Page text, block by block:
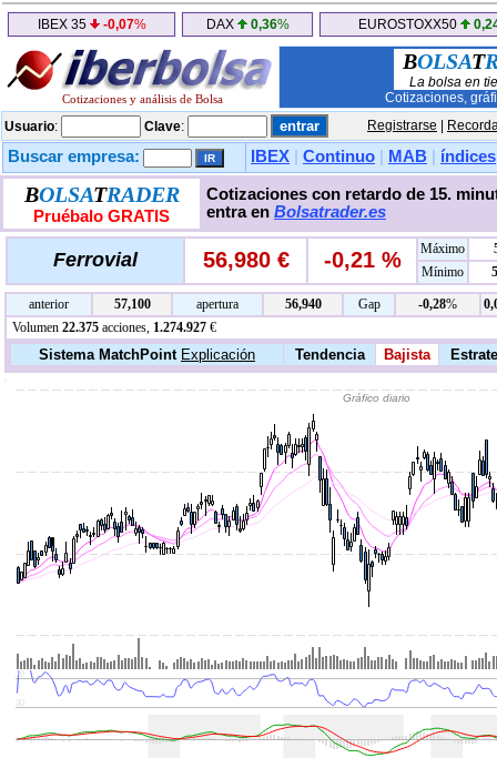
IBEX 35 -0,07% DAX 0,36% EUROSTOXX50
Cotizaciones y análisis de Bolsa
BOLSAT
La bolsa en
Cotizaciones,
Usuario: Clave: Registrarse
Buscar empresa: IBEX Continuo MAB índices
BOLSATRADER
Pruébalo GRATIS
Cotizaciones con retardo de 15.
entra en Bolsatrader.es
Ferrovial 56,980 € -0,21 % Máximo
Mínimo
anterior 57,100 apertura 56,940 Gap -0,28%
Volumen 22.375 acciones, 1.274.927 €